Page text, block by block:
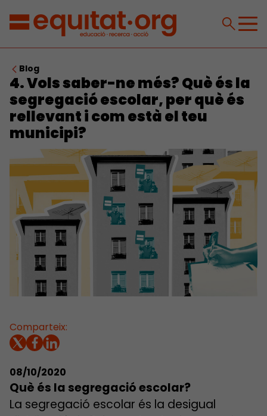
Blog
4. Vols saber-ne més? Què és la
segregació escolar, per què és
rellevant i com està el teu
municipi?
Comparteix:
08/10/2020
Què és la segregació escolar?
La segregació escolar és la desigual